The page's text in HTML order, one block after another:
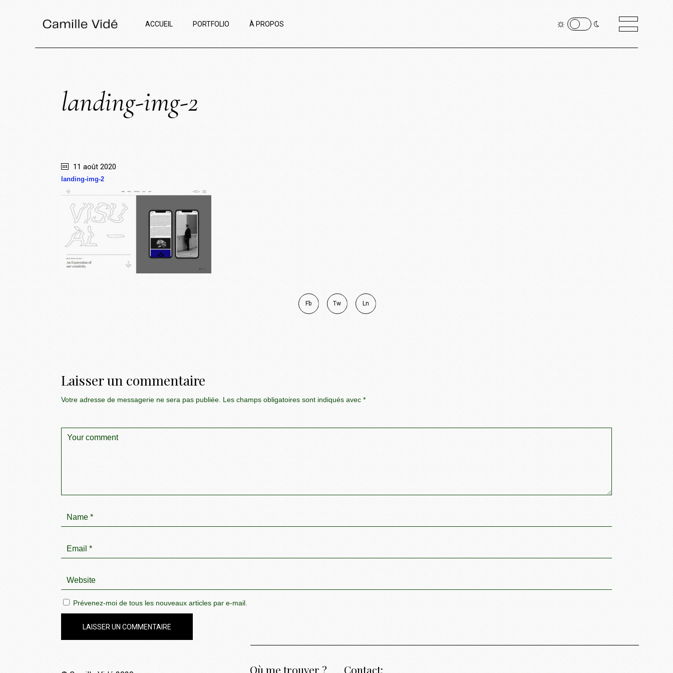
ACCUEIL PORTFOLIO À PROPOS
landing-img-2
11 août 2020
landing-img-2
Fb Tw Ln
Laisser un commentaire
Votre adresse de messagerie ne sera pas publiée. Les champs obligatoires sont indiqués avec *
Prévenez-moi de tous les nouveaux articles par e-mail.
LAISSER UN COMMENTAIRE
Où me trouver ? Contact: